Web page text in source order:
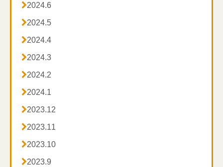
2024.6
2024.5
2024.4
2024.3
2024.2
2024.1
2023.12
2023.11
2023.10
2023.9